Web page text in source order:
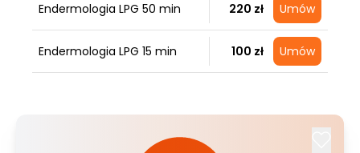
Endermologia LPG 50 min 220 zł Umów
Endermologia LPG 15 min 100 zł Umów